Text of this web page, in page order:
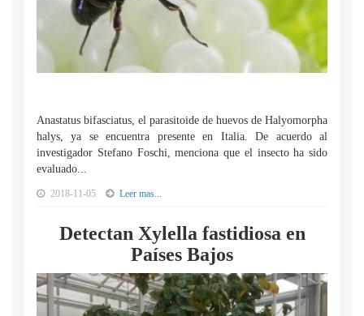
Anastatus bifasciatus, el parasitoide de huevos de Halyomorpha
halys, ya se encuentra presente en Italia. De acuerdo al
investigador Stefano Foschi, menciona que el insecto ha sido
evaluado...
2018-11-05 Leer mas...
Detectan Xylella fastidiosa en
Países Bajos